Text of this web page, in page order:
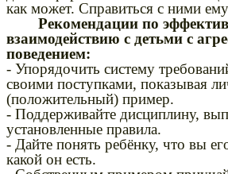
как может. Справиться с ними
Рекомендации по
взаимодействию с детьми с
поведением:
- Упорядочить систему
своими поступками, показывая
(положительный) пример.
- Поддерживайте дисциплину,
установленные правила.
- Дайте понять ребёнку, что вы
какой он есть.